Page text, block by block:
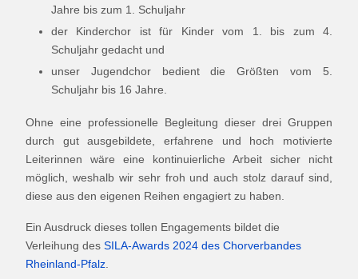
Jahre bis zum 1. Schuljahr
der Kinderchor ist für Kinder vom 1. bis zum 4.
Schuljahr gedacht und
unser Jugendchor bedient die Größten vom 5.
Schuljahr bis 16 Jahre.
Ohne eine professionelle Begleitung dieser drei Gruppen
durch gut ausgebildete, erfahrene und hoch motivierte
Leiterinnen wäre eine kontinuierliche Arbeit sicher nicht
möglich, weshalb wir sehr froh und auch stolz darauf sind,
diese aus den eigenen Reihen engagiert zu haben.
Ein Ausdruck dieses tollen Engagements bildet die
Verleihung des SILA-Awards 2024 des Chorverbandes
Rheinland-Pfalz